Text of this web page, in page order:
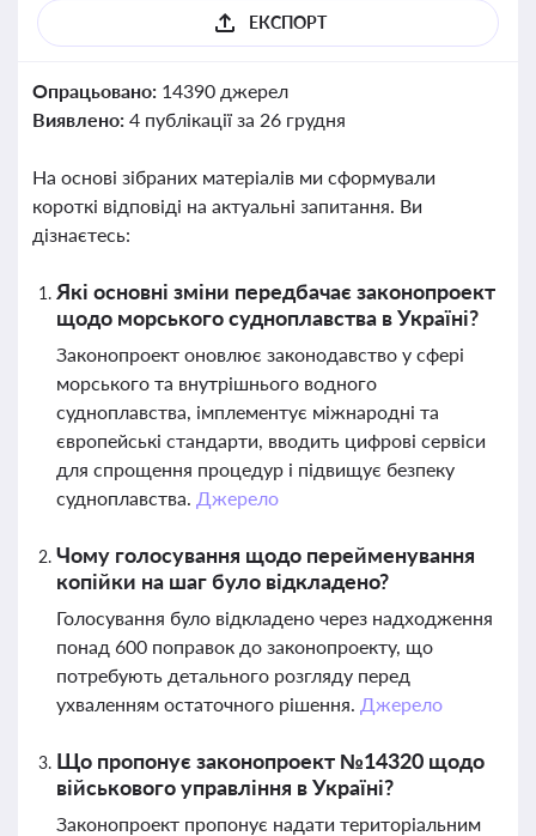
ЕКСПОРТ
Опрацьовано: 14390 джерел
Виявлено: 4 публікації за 26 грудня
На основі зібраних матеріалів ми сформували
короткі відповіді на актуальні запитання. Ви
дізнаєтесь:
Які основні зміни передбачає законопроект
щодо морського судноплавства в Україні?
Законопроект оновлює законодавство у сфері
морського та внутрішнього водного
судноплавства, імплементує міжнародні та
європейські стандарти, вводить цифрові сервіси
для спрощення процедур і підвищує безпеку
судноплавства. Джерело
Чому голосування щодо перейменування
копійки на шаг було відкладено?
Голосування було відкладено через надходження
понад 600 поправок до законопроекту, що
потребують детального розгляду перед
ухваленням остаточного рішення. Джерело
Що пропонує законопроект №14320 щодо
військового управління в Україні?
Законопроект пропонує надати територіальним